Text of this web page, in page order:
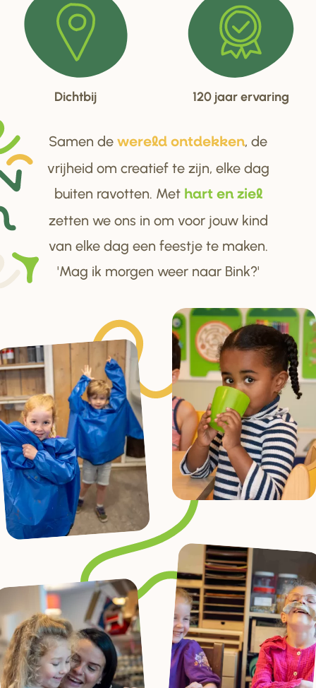
Dichtbij 120 jaar ervaring
Samen de wereld ontdekken, de
vrijheid om creatief te zijn, elke dag
buiten ravotten. Met hart en ziel
zetten we ons in om voor jouw kind
van elke dag een feestje te maken.
'Mag ik morgen weer naar Bink?'